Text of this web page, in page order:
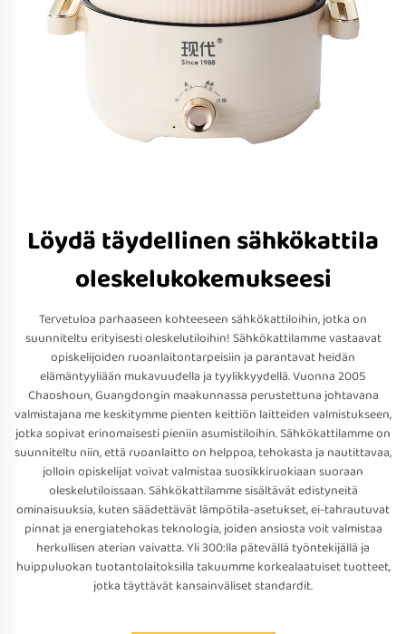
Löydä täydellinen sähkökattila
oleskelukokemukseesi
Tervetuloa parhaaseen kohteeseen sähkökattiloihin, jotka on
suunniteltu erityisesti oleskelutiloihin! Sähkökattilamme vastaavat
opiskelijoiden ruoanlaitontarpeisiin ja parantavat heidän
elämäntyyliään mukavuudella ja tyylikkyydellä. Vuonna 2005
Chaoshoun, Guangdongin maakunnassa perustettuna johtavana
valmistajana me keskitymme pienten keittiön laitteiden valmistukseen,
jotka sopivat erinomaisesti pieniin asumistiloihin. Sähkökattilamme on
suunniteltu niin, että ruoanlaitto on helppoa, tehokasta ja nautittavaa,
jolloin opiskelijat voivat valmistaa suosikkiruokiaan suoraan
oleskelutiloissaan. Sähkökattilamme sisältävät edistyneitä
ominaisuuksia, kuten säädettävät lämpötila-asetukset, ei-tahrautuvat
pinnat ja energiatehokas teknologia, joiden ansiosta voit valmistaa
herkullisen aterian vaivatta. Yli 300:lla pätevällä työntekijällä ja
huippuluokan tuotantolaitoksilla takuumme korkealaatuiset tuotteet,
jotka täyttävät kansainväliset standardit.